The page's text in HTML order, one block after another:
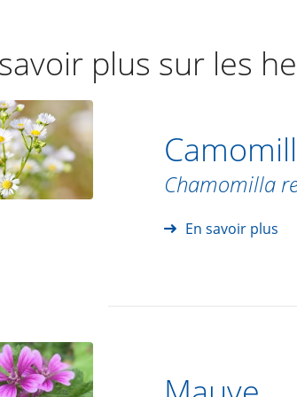
plus sur les
Chamomilla
En savoir plus